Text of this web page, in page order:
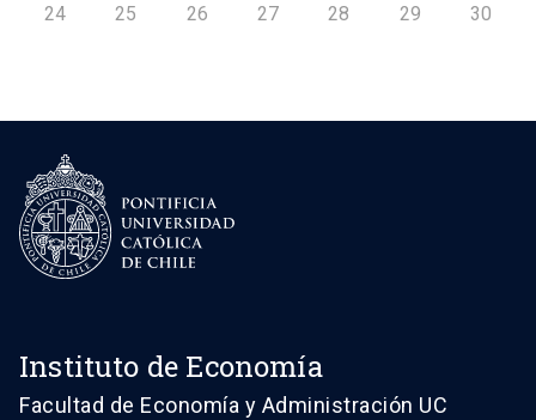
24 25 26 27 28 29 30
Instituto de Economía
Facultad de Economía y Administración UC